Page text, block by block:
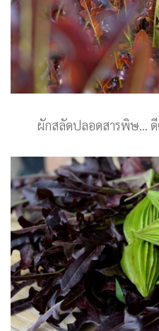
ผักสลัดปลอดสารพิษ… ดี